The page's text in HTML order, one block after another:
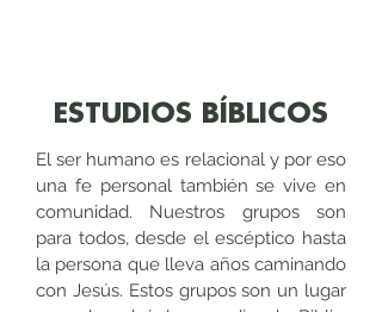
ESTUDIOS BÍBLICOS
El ser humano es relacional y por eso
una fe personal también se vive en
comunidad. Nuestros grupos son
para todos, desde el escéptico hasta
la persona que lleva años caminando
con Jesús. Estos grupos son un lugar